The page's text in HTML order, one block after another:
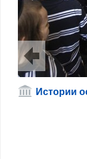
Истории